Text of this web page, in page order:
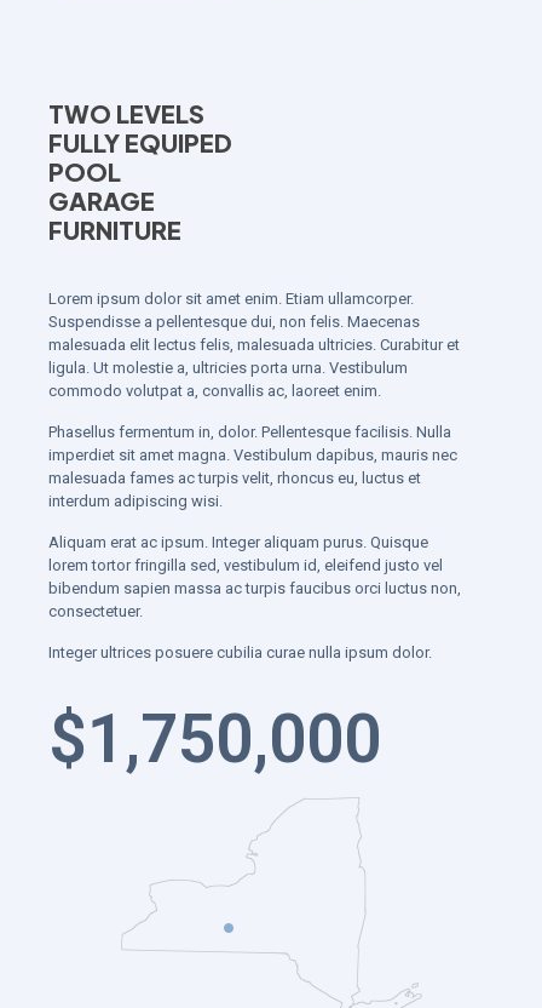
TWO LEVELS
FULLY EQUIPED
POOL
GARAGE
FURNITURE
Lorem ipsum dolor sit amet enim. Etiam ullamcorper.
Suspendisse a pellentesque dui, non felis. Maecenas
malesuada elit lectus felis, malesuada ultricies. Curabitur et
ligula. Ut molestie a, ultricies porta urna. Vestibulum
commodo volutpat a, convallis ac, laoreet enim.
Phasellus fermentum in, dolor. Pellentesque facilisis. Nulla
imperdiet sit amet magna. Vestibulum dapibus, mauris nec
malesuada fames ac turpis velit, rhoncus eu, luctus et
interdum adipiscing wisi.
Aliquam erat ac ipsum. Integer aliquam purus. Quisque
lorem tortor fringilla sed, vestibulum id, eleifend justo vel
bibendum sapien massa ac turpis faucibus orci luctus non,
consectetuer.
Integer ultrices posuere cubilia curae nulla ipsum dolor.
$1,750,000